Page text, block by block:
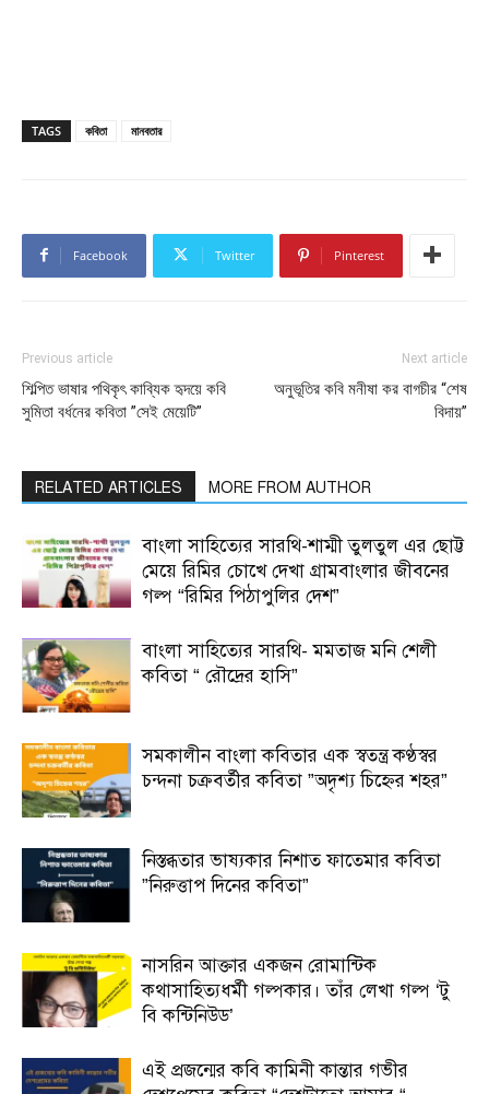
TAGS কবিতা মানবতার
Facebook Twitter Pinterest
Previous article
শিল্পিত ভাষার পথিকৃৎ কাব্যিক হৃদয়ে কবি
সুমিতা বর্ধনের কবিতা ”সেই মেয়েটি”
Next article
অনুভূতির কবি মনীষা কর বাগচীর “শেষ
বিদায়”
RELATED ARTICLES MORE FROM AUTHOR
বাংলা সাহিত্যের সারথি-শাম্মী তুলতুল এর ছোট্ট
মেয়ে রিমির চোখে দেখা গ্রামবাংলার জীবনের
গল্প “রিমির পিঠাপুলির দেশ”
বাংলা সাহিত্যের সারথি- মমতাজ মনি শেলী
কবিতা “ রৌদ্রের হাসি”
সমকালীন বাংলা কবিতার এক স্বতন্ত্র কণ্ঠস্বর
চন্দনা চক্রবর্তীর কবিতা ”অদৃশ্য চিহ্নের শহর”
নিস্তব্ধতার ভাষ্যকার নিশাত ফাতেমার কবিতা
”নিরুত্তাপ দিনের কবিতা”
নাসরিন আক্তার একজন রোমান্টিক
কথাসাহিত্যধর্মী গল্পকার। তাঁর লেখা গল্প ‘টু
বি কন্টিনিউড’
এই প্রজন্মের কবি কামিনী কান্তার গভীর